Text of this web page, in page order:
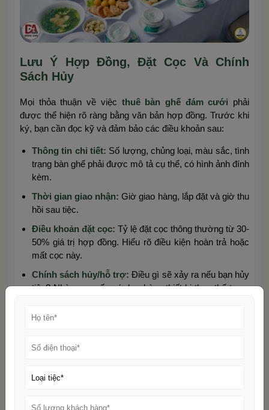
Lưu Ý Hợp Đồng, Đặt Cọc Và Chính
Sách Hủy
Mọi thỏa thuận về việc thuê bàn ghế đám cưới phải
được thể hiện rõ ràng bằng văn bản hợp đồng. Trước khi
ký, bạn cần đọc kỹ và đảm bảo các điều khoản sau:
Thông tin chi tiết: Số lượng, chủng loại, màu sắc, tình
trạng bàn ghế phải được mô tả cụ thể, có hình ảnh đính
kèm.
Thời gian giao nhận: Giờ giao hàng, lắp đặt và giờ thu
hồi sau tiệc.
Điều khoản đặt cọc: Tỷ lệ đặt cọc thông thường từ 30-
50% giá trị hợp đồng. Hiểu rõ điều kiện hoàn trả hoặc
mất cọc này.
Chính sách hủy/hỗ trợ: Điều gì sẽ xảy ra nếu bạn hủy
tiệc? Nhà cung cấp có dự phòng thiết bị thay thế trong
vận chuyển không?
nếu bàn ghế bị mất mát hoặc hư hỏng do lỗi của bạn
Kiểm Tra Tình Trạng Bàn Ghế Trước